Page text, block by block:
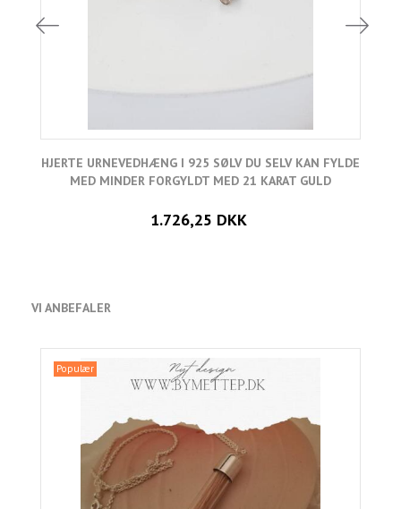
HJERTE URNEVEDHÆNG I 925 SØLV DU SELV KAN FYLDE
MED MINDER FORGYLDT MED 21 KARAT GULD
1.726,25 DKK
VI ANBEFALER
Populær